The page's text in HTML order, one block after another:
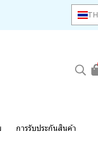
TH
การรับประกันสินค้า